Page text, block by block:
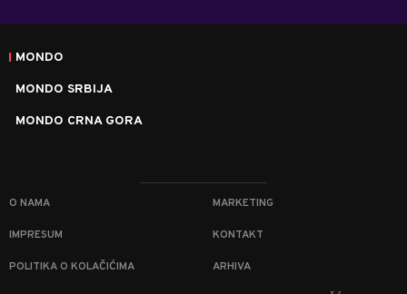
MONDO
MONDO SRBIJA
MONDO CRNA GORA
O NAMA MARKETING
IMPRESUM KONTAKT
POLITIKA O KOLAČIĆIMA ARHIVA